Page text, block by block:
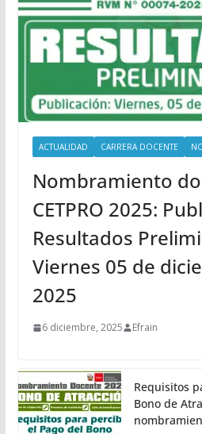
ACTUALIDAD CARRERA DOCENTE
Nombramiento
CETPRO 2025:
Resultados
Viernes 05 de
2025
6 diciembre, 2025 Efrain
Requisitos
Bono de